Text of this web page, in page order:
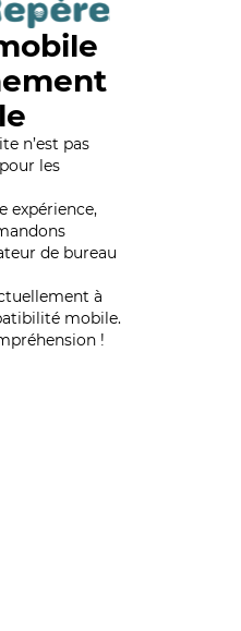
n’est pas
les
expérience,
de bureau
à
mobile.
!